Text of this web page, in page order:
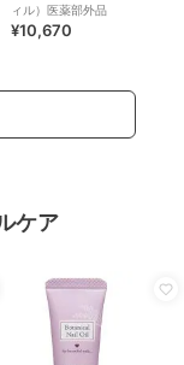
ィル）医薬部外品
¥10,670
ケア